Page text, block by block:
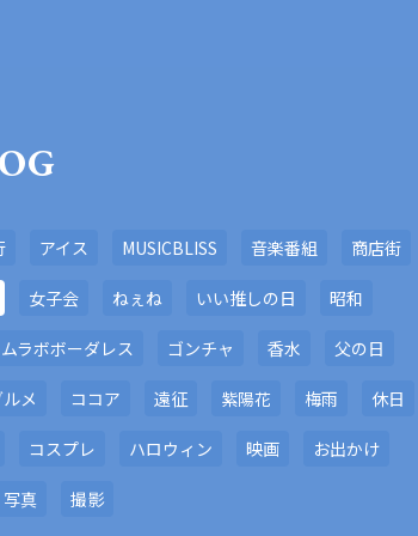
アイス MUSICBLISS 音楽番組 商店街
女子会 ねぇね いい推しの日 昭和
ラボボーダレス ゴンチャ 香水 父の日
メ ココア 遠征 紫陽花 梅雨 休日
コスプレ ハロウィン 映画 お出かけ
写真 撮影